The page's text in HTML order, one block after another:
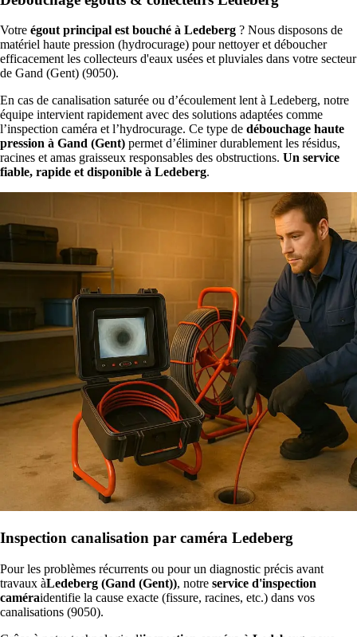
Votre égout principal est bouché à Ledeberg ? Nous disposons de
matériel haute pression (hydrocurage) pour nettoyer et déboucher
efficacement les collecteurs d'eaux usées et pluviales dans votre secteur
de Gand (Gent) (9050).
En cas de canalisation saturée ou d’écoulement lent à Ledeberg, notre
équipe intervient rapidement avec des solutions adaptées comme
l’inspection caméra et l’hydrocurage. Ce type de débouchage haute
pression à Gand (Gent) permet d’éliminer durablement les résidus,
racines et amas graisseux responsables des obstructions. Un service
fiable, rapide et disponible à Ledeberg.
Inspection canalisation par caméra Ledeberg
Pour les problèmes récurrents ou pour un diagnostic précis avant
travaux àLedeberg (Gand (Gent)), notre service d'inspection
caméraidentifie la cause exacte (fissure, racines, etc.) dans vos
canalisations (9050).